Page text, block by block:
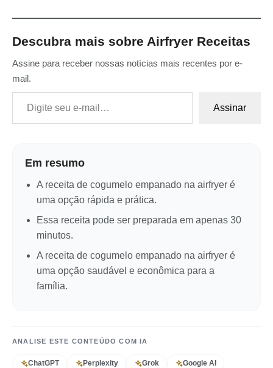
Descubra mais sobre Airfryer Receitas
Assine para receber nossas notícias mais recentes por e-
mail.
Digite seu e-mail…
Assinar
Em resumo
A receita de cogumelo empanado na airfryer é
uma opção rápida e prática.
Essa receita pode ser preparada em apenas 30
minutos.
A receita de cogumelo empanado na airfryer é
uma opção saudável e econômica para a
família.
ANALISE ESTE CONTEÚDO COM IA
ChatGPT Perplexity Grok Google AI